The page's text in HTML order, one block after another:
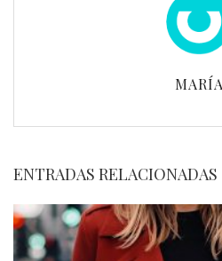
MARÍA
ENTRADAS RELACIONADAS